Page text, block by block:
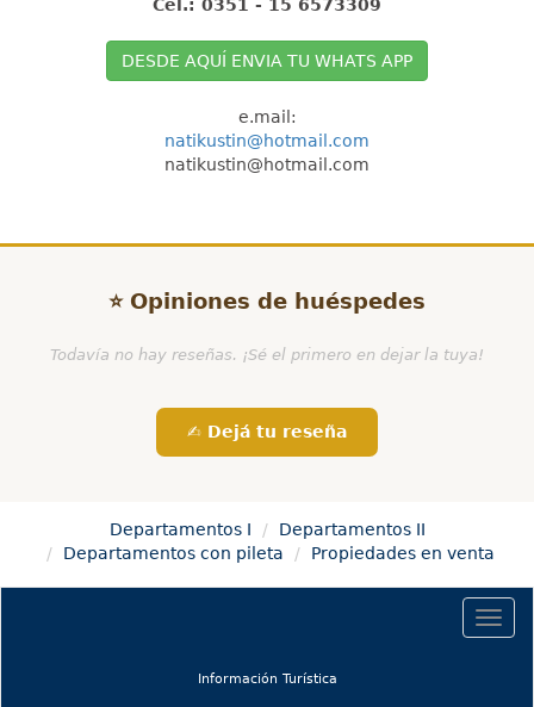
Cel.: 0351 - 15 6573309
DESDE AQUÍ ENVIA TU WHATS APP
e.mail:
natikustin@hotmail.com
natikustin@hotmail.com
⭐ Opiniones de huéspedes
Todavía no hay reseñas. ¡Sé el primero en dejar la tuya!
✍️ Dejá tu reseña
Departamentos I
Departamentos II
Departamentos con pileta
Propiedades en venta
Información Turística(current)